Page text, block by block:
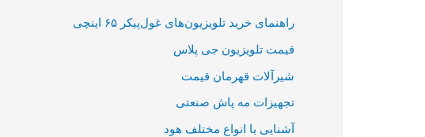
ب
ر
:
راهنمای خرید تلویزیون‌های غول‌پیکر ۶۵ اینچی
قیمت تلویزیون جی پلاس
شیرآلات قهرمان قیمت
تجهیزات مه پاش صنعتی
آشنایی با انواع مختلف هود